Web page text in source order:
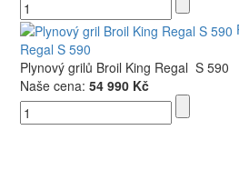
Regal S 590
Plynový grilů Broil King Regal S 590
Naše cena: 54 990 Kč